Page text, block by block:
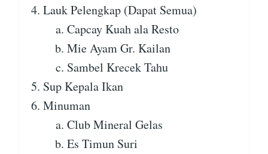
Lauk Pelengkap (Dapat Semua)
Capcay Kuah ala Resto
Mie Ayam Gr. Kailan
Sambel Krecek Tahu
Sup Kepala Ikan
Minuman
Club Mineral Gelas
Es Timun Suri